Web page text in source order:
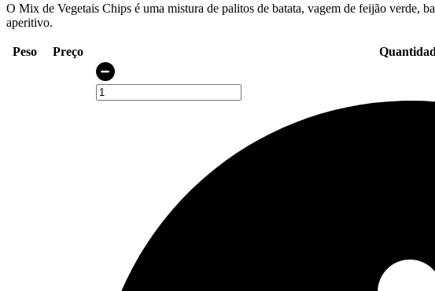
O Mix de Vegetais Chips é uma mistura de palitos de batata, vagem de feijão verde,
aperitivo.
Peso Preço